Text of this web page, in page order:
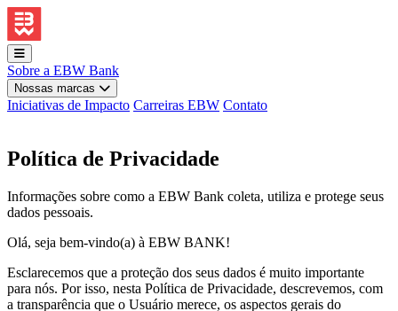
Sobre a EBW Bank
Nossas marcas
Iniciativas de Impacto Carreiras EBW Contato
Política de Privacidade
Informações sobre como a EBW Bank coleta, utiliza e protege seus
dados pessoais.
Olá, seja bem-vindo(a) à EBW BANK!
Esclarecemos que a proteção dos seus dados é muito importante
para nós. Por isso, nesta Política de Privacidade, descrevemos, com
a transparência que o Usuário merece, os aspectos gerais do